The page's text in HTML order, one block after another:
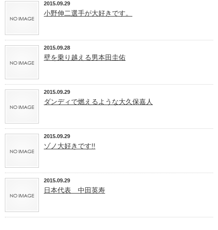
2015.09.29
小野伸二選手が大好きです。
2015.09.28
壁を乗り越える男本田圭佑
2015.09.29
ダンディで燃えるような大久保嘉人
2015.09.29
ゾノ大好きです!!
2015.09.29
日本代表 中田英寿